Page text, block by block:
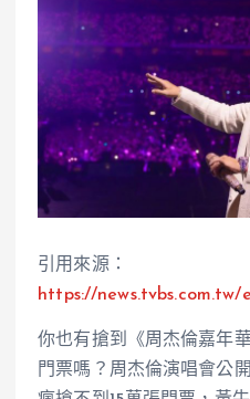
引用來源：
https://
你也有搶到《周杰倫嘉年
門票嗎？周杰倫演唱會公